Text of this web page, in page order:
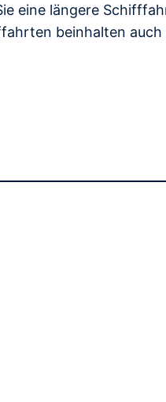
eine längere
beinhalten auch